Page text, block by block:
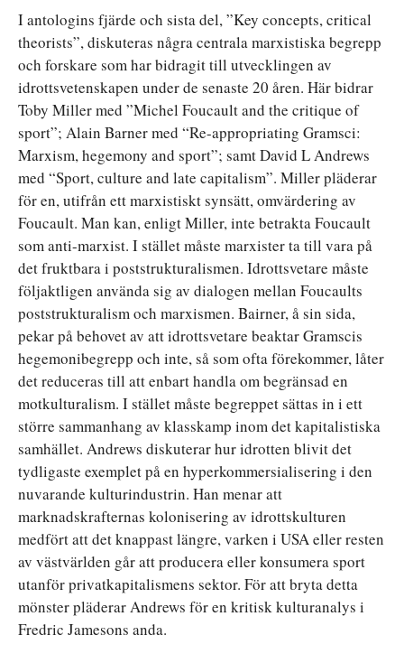
I antologins fjärde och sista del, ”Key concepts, critical
theorists”, diskuteras några centrala marxistiska begrepp
och forskare som har bidragit till utvecklingen av
idrottsvetenskapen under de senaste 20 åren. Här bidrar
Toby Miller med ”Michel Foucault and the critique of
sport”; Alain Barner med “Re-appropriating Gramsci:
Marxism, hegemony and sport”; samt David L Andrews
med “Sport, culture and late capitalism”. Miller pläderar
för en, utifrån ett marxistiskt synsätt, omvärdering av
Foucault. Man kan, enligt Miller, inte betrakta Foucault
som anti-marxist. I stället måste marxister ta till vara på
det fruktbara i poststrukturalismen. Idrottsvetare måste
följaktligen använda sig av dialogen mellan Foucaults
poststrukturalism och marxismen. Bairner, å sin sida,
pekar på behovet av att idrottsvetare beaktar Gramscis
hegemonibegrepp och inte, så som ofta förekommer, låter
det reduceras till att enbart handla om begränsad en
motkulturalism. I stället måste begreppet sättas in i ett
större sammanhang av klasskamp inom det kapitalistiska
samhället. Andrews diskuterar hur idrotten blivit det
tydligaste exemplet på en hyperkommersialisering i den
nuvarande kulturindustrin. Han menar att
marknadskrafternas kolonisering av idrottskulturen
medfört att det knappast längre, varken i USA eller resten
av västvärlden går att producera eller konsumera sport
utanför privatkapitalismens sektor. För att bryta detta
mönster pläderar Andrews för en kritisk kulturanalys i
Fredric Jamesons anda.